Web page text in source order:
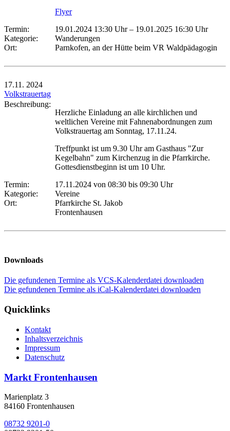
Flyer
Termin:
19.01.2024 13:30 Uhr– 19.01.2025 16:30 Uhr
Kategorie:
Wanderungen
Ort:
Parnkofen, an der Hütte beim VR Waldpädagogin
17.11. 2024
Volkstrauertag
Beschreibung:
Herzliche Einladung an alle kirchlichen und
weltlichen Vereine mit Fahnenabordnungen zum
Volkstrauertag am Sonntag, 17.11.24.
Treffpunkt ist um 9.30 Uhr am Gasthaus "Zur
Kegelbahn" zum Kirchenzug in die Pfarrkirche.
Gottesdienstbeginn ist um 10 Uhr.
Termin:
17.11.2024 von 08:30 bis 09:30 Uhr
Kategorie:
Vereine
Ort:
Pfarrkirche St. Jakob
Frontenhausen
Downloads
Die gefundenen Termine als VCS-Kalenderdatei downloaden
Die gefundenen Termine als iCal-Kalenderdatei downloaden
Quicklinks
Kontakt
Inhaltsverzeichnis
Impressum
Datenschutz
Markt Frontenhausen
Marienplatz 3
84160 Frontenhausen
08732 9201-0